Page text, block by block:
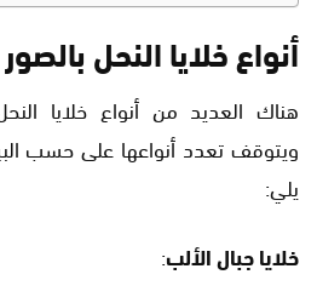
أنواع خلايا النحل بالصور
هناك العديد من أنواع خلايا
ويتوقف تعدد أنواعها على حسب
يلي:
خلايا جبال الألب: